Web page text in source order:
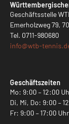
Geschäftsstelle
Emerholzweg 79,
Tel. 0711-980680
info@wtb-
Geschäftszeiten
Mo: 9:00 – 12:00
Di, Mi, Do: 9:00 –
Fr: 9:00 – 17:00 Uhr